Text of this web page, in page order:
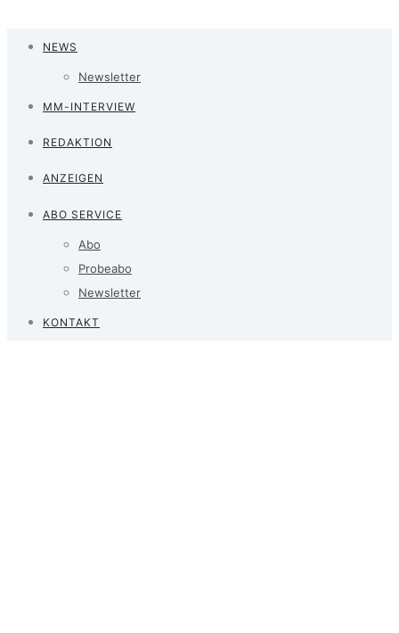
NEWS
Newsletter
MM-INTERVIEW
REDAKTION
ANZEIGEN
ABO SERVICE
Abo
Probeabo
Newsletter
KONTAKT